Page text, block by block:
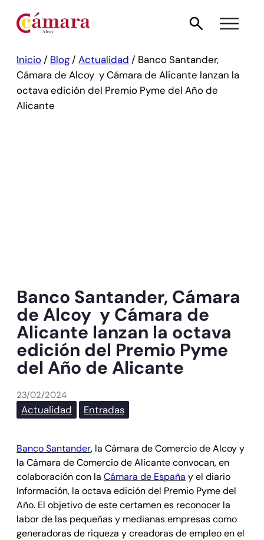
Inicio / Blog / Actualidad / Banco Santander,
Cámara de Alcoy y Cámara de Alicante lanzan la
octava edición del Premio Pyme del Año de
Alicante
Banco Santander, Cámara
de Alcoy y Cámara de
Alicante lanzan la octava
edición del Premio Pyme
del Año de Alicante
23/02/2024
Actualidad Entradas
Banco Santander, la Cámara de Comercio de Alcoy y
la Cámara de Comercio de Alicante convocan, en
colaboración con la Cámara de España y el diario
Información, la octava edición del Premio Pyme del
Año. El objetivo de este certamen es reconocer la
labor de las pequeñas y medianas empresas como
generadoras de riqueza y creadoras de empleo en el